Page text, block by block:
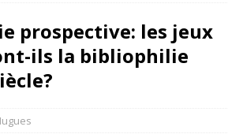
prospective: les jeux
ils la bibliophilie